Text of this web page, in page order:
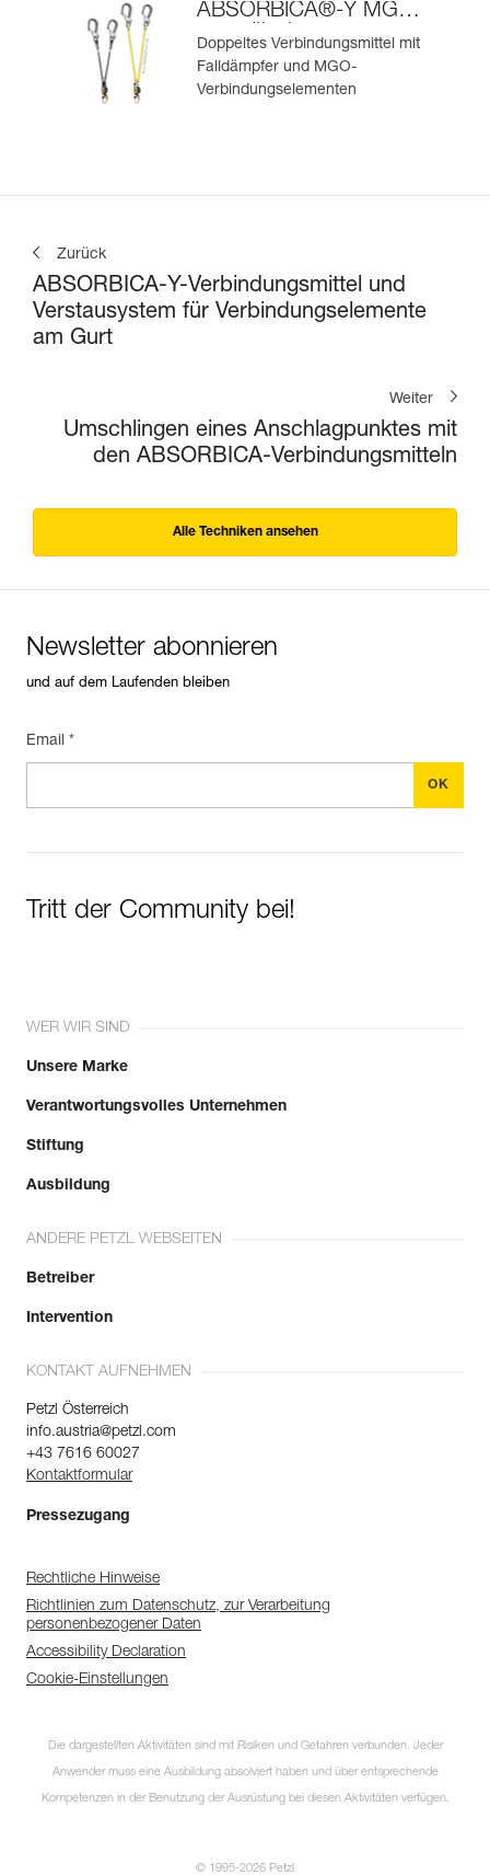
ABSORBICA®-Y MGO
europäische
Ausführung
Doppeltes Verbindungsmittel mit
Falldämpfer und MGO-
Verbindungselementen
Zurück
ABSORBICA-Y-Verbindungsmittel und
Verstausystem für Verbindungselemente
am Gurt
Weiter
Umschlingen eines Anschlagpunktes mit
den ABSORBICA-Verbindungsmitteln
Alle Techniken ansehen
ePPEcentre
ePPEcentre vereinfacht die
Kontrolle und Überprüfung ihrer
Newsletter abonnieren
und auf dem Laufenden bleiben
Email *
Tritt der Community bei!
WER WIR SIND
Unsere Marke
Verantwortungsvolles Unternehmen
Stiftung
Ausbildung
ANDERE PETZL WEBSEITEN
Betreiber
Intervention
KONTAKT AUFNEHMEN
Petzl Österreich
info.austria@petzl.com
+43 7616 60027
Kontaktformular
Pressezugang
Rechtliche Hinweise
Richtlinien zum Datenschutz, zur Verarbeitung
personenbezogener Daten
Accessibility Declaration
Cookie-Einstellungen
Die dargestellten Aktivitäten sind mit Risiken und Gefahren verbunden. Jeder
Anwender muss eine Ausbildung absolviert haben und über entsprechende
Kompetenzen in der Benutzung der Ausrüstung bei diesen Aktivitäten verfügen.
© 1995-2026 Petzl